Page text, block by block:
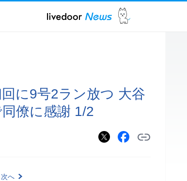
に9号2ラン放つ 大谷
僚に感謝 1/2
次へ